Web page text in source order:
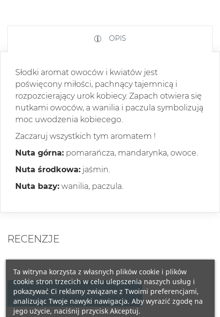
OPIS
Słodki aromat owoców i kwiatów jest
poświęcony miłości, pachnący tajemnicą i
rozpozcierający urok kobiecy. Zapach otwiera się
nutkami owoców, a wanilia i paczula symbolizują
moc uwodzenia kobiecego.
Zaczaruj wszystkich tym aromatem !
Nuta górna: pomarańcza, mandarynka, owoce.
Nuta środkowa: jaśmin.
Nuta bazy: wanilia, paczula.
RECENZJE
NAPISZ SWOJĄ RECENZJĘ
Ta witryna korzysta z własnych plików cookie i plików
cookie stron trzecich w celu ulepszenia naszych usług i
pokazywać Ci reklamy związane z Twoimi preferencjami,
analizując Twoje nawyki nawigacja. Aby wyrazić zgodę na
jego użycie, naciśnij przycisk Akceptuj.